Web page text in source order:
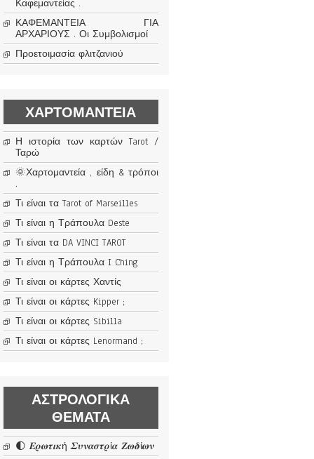
Καφεμαντείας .
ΚΑΦΕΜΑΝΤΕΙΑ ΓΙΑ
ΑΡΧΑΡΙΟΥΣ . Οι Συμβολισμοί
Προετοιμασία φλιτζανιού
ΧΑΡΤΟΜΑΝΤΕΊΑ
Η ιστορία των καρτών Tarot /
Ταρώ
🌞Χαρτομαντεία , είδη & τρόποι
.
Τι είναι τα Tarot of Marseilles
Τι είναι η Τράπουλα Deste
Τι είναι τα DA VINCI TAROT
Τι είναι η Τράπουλα I Ching
Τι είναι οι κάρτες Χαντίς
Τι είναι οι κάρτες Kipper ;
Τι είναι οι κάρτες Sibilla
Τι είναι οι κάρτες Lenormand ;
ΑΣΤΡΟΛΟΓΙΚΆ
ΘΈΜΑΤΑ
🌓 𝜠𝝆𝝎𝝉𝜾𝜿ή 𝜮𝝊𝝂𝜶𝝈𝝉𝝆ί𝜶 𝜡𝝎𝜹ί𝝎𝝂